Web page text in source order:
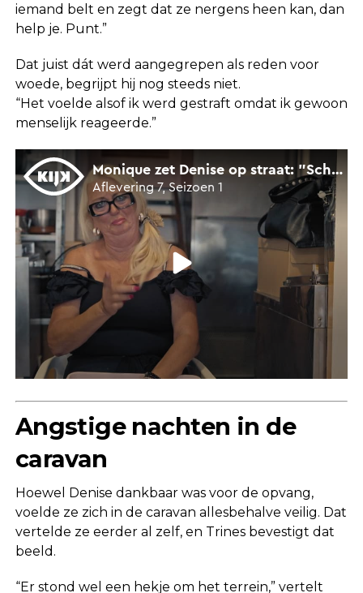
iemand belt en zegt dat ze nergens heen kan, dan
help je. Punt.”
Dat juist dát werd aangegrepen als reden voor
woede, begrijpt hij nog steeds niet.
“Het voelde alsof ik werd gestraft omdat ik gewoon
menselijk reageerde.”
Angstige nachten in de
caravan
Hoewel Denise dankbaar was voor de opvang,
voelde ze zich in de caravan allesbehalve veilig. Dat
vertelde ze eerder al zelf, en Trines bevestigt dat
beeld.
“Er stond wel een hekje om het terrein,” vertelt